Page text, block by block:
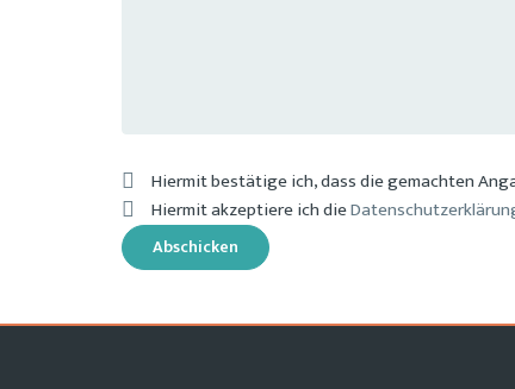
Hiermit bestätige ich, dass die gemachten
Hiermit akzeptiere ich die
Abschicken